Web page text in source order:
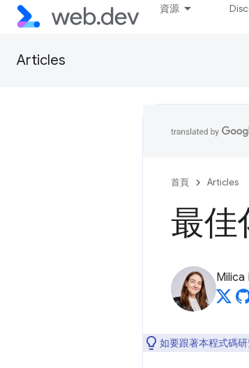
資源
Articles
首頁 Articles
最佳
Milica
如要跟著本程式碼